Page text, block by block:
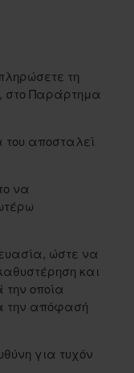
τη
στο Παράρτημα
αποσταλεί
να
ώστε να
και
οποία
την απόφασή
για τυχόν